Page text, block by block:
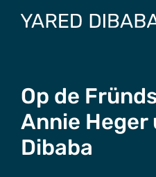
Inhalt
Op de
Annie Heger
Dibaba